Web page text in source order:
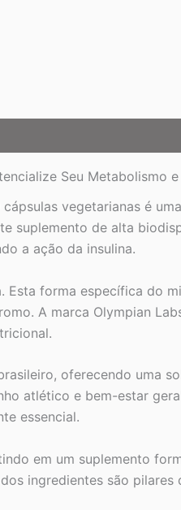
Seu Metabolismo
vegetarianas é
suplemento de alta
a ação da insulina.
forma específica do
A marca Olympian
oferecendo uma
atlético e bem-estar
essencial.
em um suplemento
ingredientes são